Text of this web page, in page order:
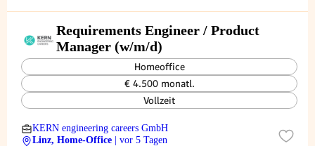
Requirements Engineer / Product
Manager (w/m/d)
Homeoffice
€ 4.500 monatl.
Vollzeit
KERN engineering careers GmbH
Linz, Home-Office
| vor 5 Tagen